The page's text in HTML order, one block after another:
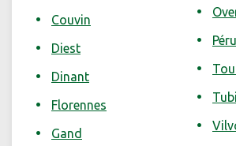
Couvin
Diest
Dinant
Florennes
Gand